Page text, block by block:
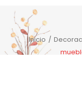
Inicio /